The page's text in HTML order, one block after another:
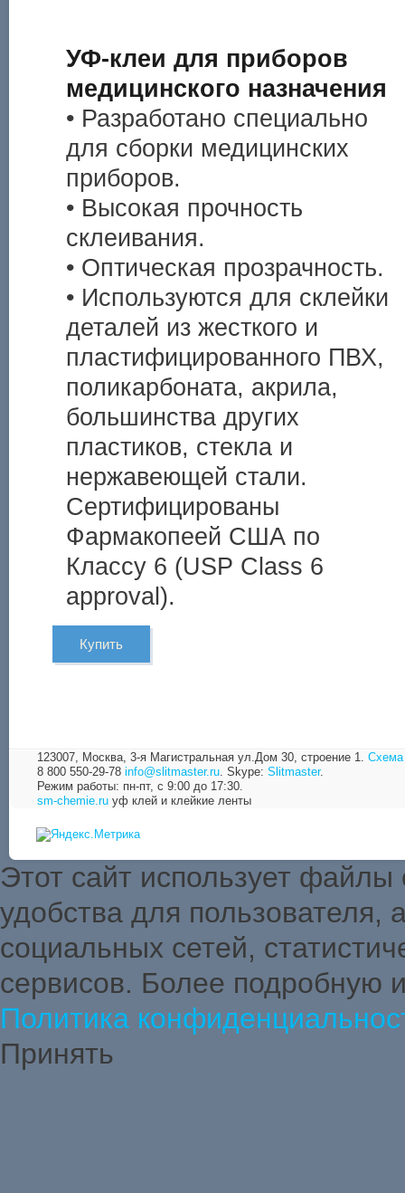
УФ-клеи для приборов
медицинского назначения
• Разработано специально
для сборки медицинских
приборов.
• Высокая прочность
склеивания.
• Оптическая прозрачность.
• Используются для склейки
деталей из жесткого и
пластифицированного ПВХ,
поликарбоната, акрила,
большинства других
пластиков, стекла и
нержавеющей стали.
Сертифицированы
Фармакопеей США по
Классу 6 (USP Class 6
approval).
Купить
123007, Москва, 3-я Магистральная ул.Дом 30, строение 1. Схема
8 800 550-29-78 info@slitmaster.ru. Skype: Slitmaster.
Режим работы: пн-пт, с 9:00 до 17:30.
sm-chemie.ru уф клей и клейкие ленты
Этот сайт использует
удобства для
социальных сетей,
сервисов. Более подробную
Политика
Принять